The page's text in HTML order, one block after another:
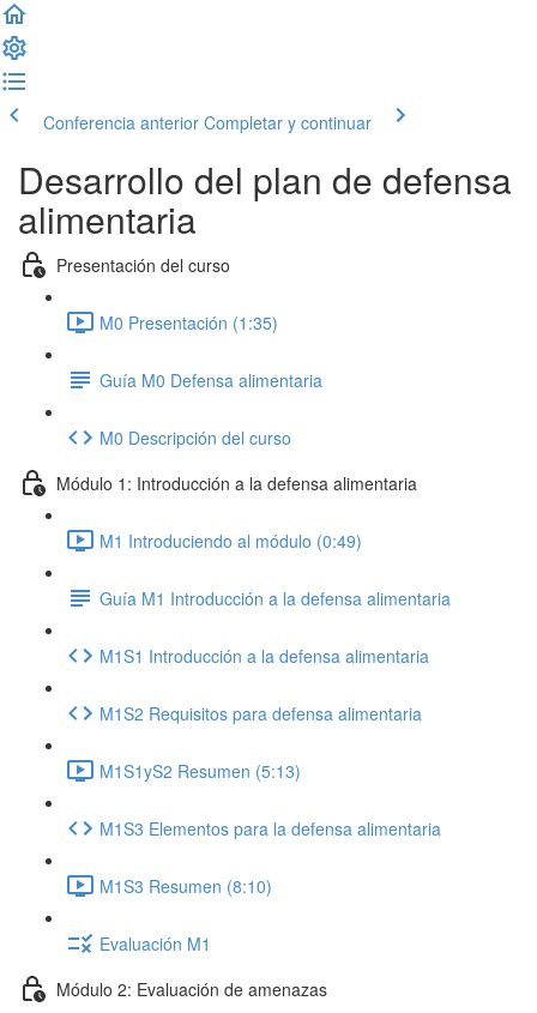
Conferencia anterior Completar y continuar
Desarrollo del plan de defensa
alimentaria
Presentación del curso
M0 Presentación (1:35)
Guía M0 Defensa alimentaria
M0 Descripción del curso
Módulo 1: Introducción a la defensa alimentaria
M1 Introduciendo al módulo (0:49)
Guía M1 Introducción a la defensa alimentaria
M1S1 Introducción a la defensa alimentaria
M1S2 Requisitos para defensa alimentaria
M1S1yS2 Resumen (5:13)
M1S3 Elementos para la defensa alimentaria
M1S3 Resumen (8:10)
Evaluación M1
Módulo 2: Evaluación de amenazas